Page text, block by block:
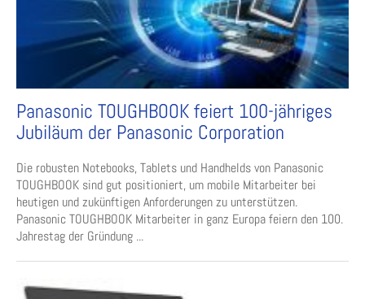
Panasonic TOUGHBOOK feiert 100-jähriges
Jubiläum der Panasonic Corporation
Die robusten Notebooks, Tablets und Handhelds von Panasonic
TOUGHBOOK sind gut positioniert, um mobile Mitarbeiter bei
heutigen und zukünftigen Anforderungen zu unterstützen.
Panasonic TOUGHBOOK Mitarbeiter in ganz Europa feiern den 100.
Jahrestag der Gründung ...